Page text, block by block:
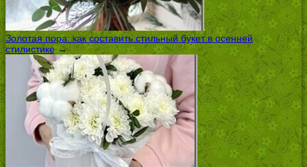
Золотая пора: как составить стильный букет в осенней
стилистике→